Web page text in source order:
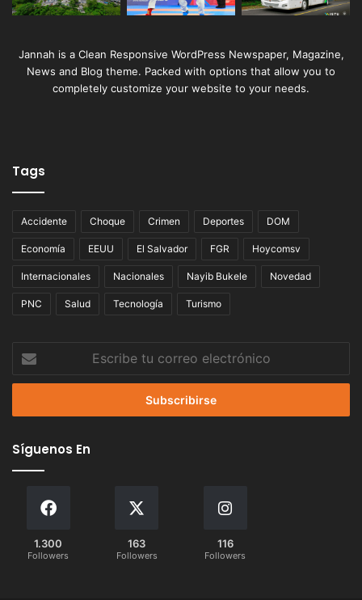
Jannah is a Clean Responsive WordPress Newspaper, Magazine,
News and Blog theme. Packed with options that allow you to
completely customize your website to your needs.
Tags
Accidente Choque Crimen Deportes DOM
Economía EEUU El Salvador FGR Hoycomsv
Internacionales Nacionales Nayib Bukele Novedad
PNC Salud Tecnología Turismo
correo
Síguenos En
1.300
Followers
163
Followers
116
Followers